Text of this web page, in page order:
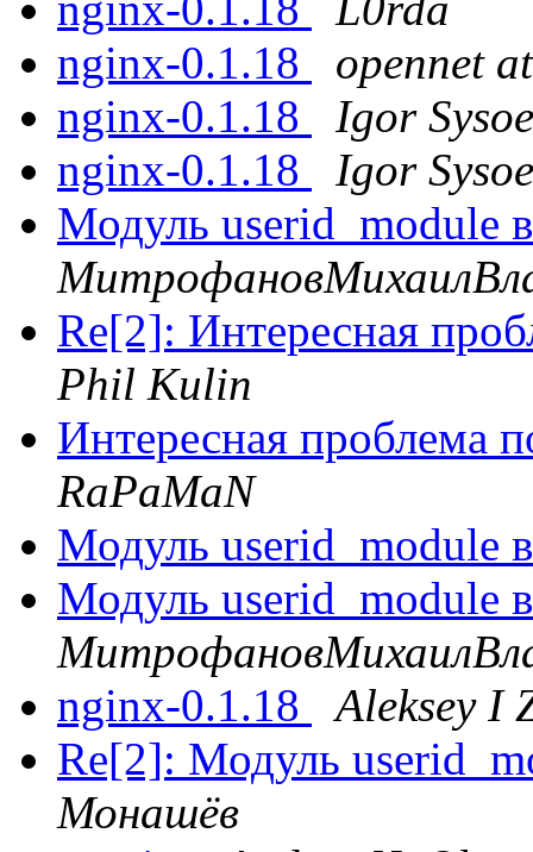
nginx-0.1.18
opennet
nginx-0.1.18
Igor
nginx-0.1.18
Igor
Модуль userid_module
Re[2]: Интересная
Phil Kulin
Интересная проблема
RaPaMaN
Модуль userid_module
Модуль userid_module
nginx-0.1.18
Aleksey I
Re[2]: Модуль
Монашёв